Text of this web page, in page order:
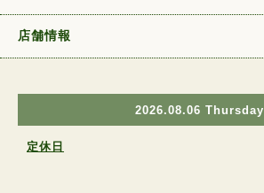
店舗情報
2026.08.06 Thursday
定休日